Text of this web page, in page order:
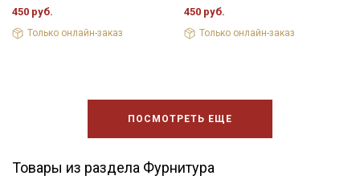
450 руб.
Только онлайн-заказ
450 руб.
Только онлайн-заказ
ПОСМОТРЕТЬ ЕЩЕ
Товары из раздела Фурнитура